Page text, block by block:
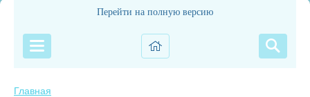
Перейти на полную версию
Главная